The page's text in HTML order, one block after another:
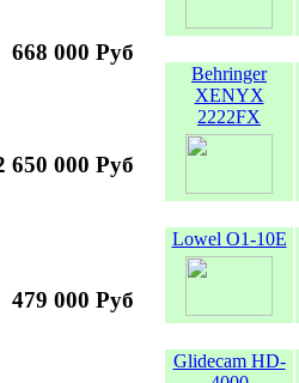
668 000 Руб
650 000 Руб
479 000 Руб
Behringer
XENYX
2222FX
Lowel O1-10E
Glidecam HD-